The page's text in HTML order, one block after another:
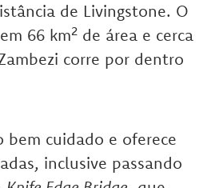
de Livingstone. O
66 km² de área e cerca
corre por dentro
bem cuidado e oferece
inclusive passando